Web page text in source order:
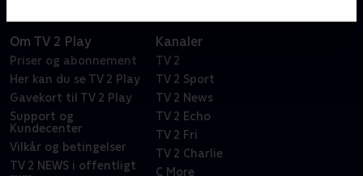
Om TV 2 Play
Priser og abonnement
Her kan du se TV 2 Play
Gavekort til TV 2 Play
Support og
Kundecenter
Vilkår og betingelser
TV 2 NEWS i offentligt
Kanaler
TV 2
TV 2 Sport
TV 2 News
TV 2 Echo
TV 2 Fri
TV 2 Charlie
C More